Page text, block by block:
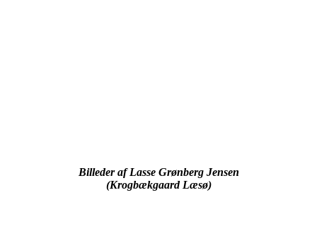
Billeder af Lasse Grønberg Jensen
(Krogbækgaard Læsø)